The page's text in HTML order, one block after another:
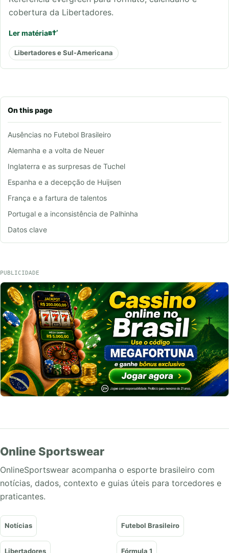
On this page
Ausências no Futebol Brasileiro
Alemanha e a volta de Neuer
Inglaterra e as surpresas de Tuchel
Espanha e a decepção de Huijsen
França e a fartura de talentos
Portugal e a inconsistência de Palhinha
Datos clave
cobertura da Libertadores.
Ler matéria
Libertadores e Sul-Americana
PUBLICIDADE
Online Sportswear
OnlineSportswear acompanha o esporte brasileiro com
notícias, dados, contexto e guias úteis para torcedores e
praticantes.
Notícias Futebol Brasileiro
Libertadores Fórmula 1